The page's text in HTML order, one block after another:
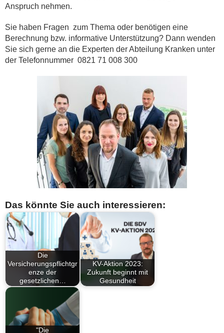
Anspruch nehmen.
Sie haben Fragen zum Thema oder benötigen eine
Berechnung bzw. informative Unterstützung? Dann wenden
Sie sich gerne an die Experten der Abteilung Kranken unter
der Telefonnummer 0821 71 008 300
Das könnte Sie auch interessieren:
Die
Versicherungspflichtgr
enze der
gesetzlichen…
KV-Aktion 2023:
Zukunft beginnt mit
Gesundheit
"Die